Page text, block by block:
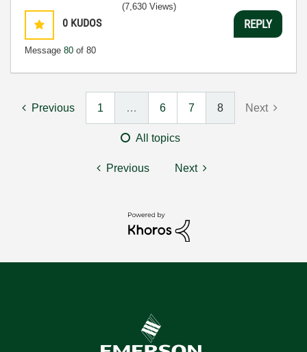
0 KUDOS
Message 80 of 80
(7,630 Views)
REPLY
Previous 1 … 6 7 8 Next
All topics
Previous Next